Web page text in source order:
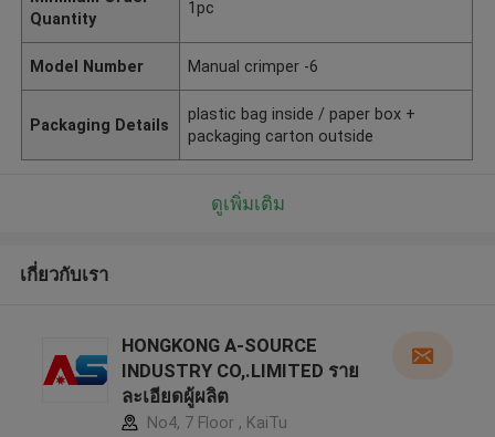
Quantity
1pc
Model Number Manual crimper -6
Packaging Details
plastic bag inside / paper box +
packaging carton outside
ดูเพิ่มเติม
เกี่ยวกับเรา
HONGKONG A-SOURCE
INDUSTRY CO,.LIMITED ราย
ละเอียดผู้ผลิต
No4, 7 Floor , KaiTu